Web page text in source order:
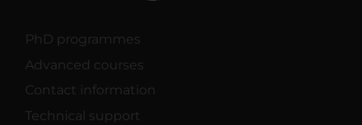
PhD programmes
Advanced courses
Contact information
Technical support